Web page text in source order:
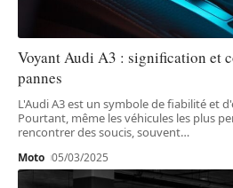
Voyant Audi A3 : signification et
pannes
L'Audi A3 est un symbole de fiabilité et
Pourtant, même les véhicules les plus
rencontrer des soucis, souvent…
Moto 05/03/2025